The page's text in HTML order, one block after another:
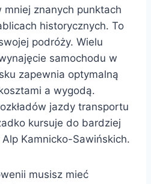
znanych punktach
historycznych. To
podróży. Wielu
samochodu w
zapewnia optymalną
a wygodą.
jazdy transportu
kursuje do bardziej
Kamnicko-Sawińskich.
musisz mieć